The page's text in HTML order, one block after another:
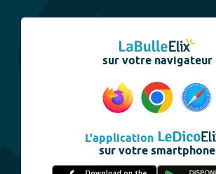
sur votre navigateur
L'application
sur votre smartphone